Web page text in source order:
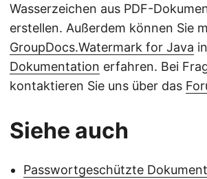
Wasserzeichen aus PDF-
erstellen. Außerdem können Sie
GroupDocs.Watermark for Java
Dokumentation erfahren. Bei
kontaktieren Sie uns über das
Siehe auch
Passwortgeschützte